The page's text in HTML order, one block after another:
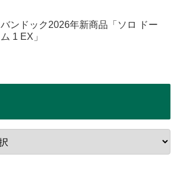
バンドック2026年新商品「ソロ ドー
ム 1 EX」